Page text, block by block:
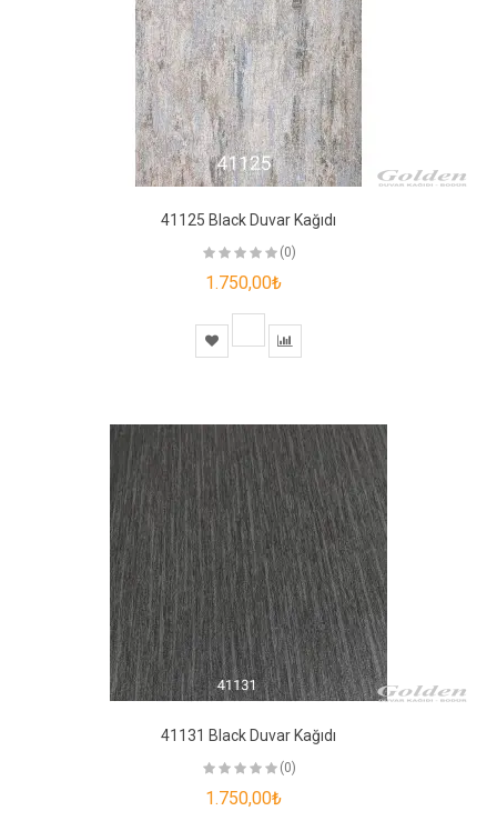
41125 Black Duvar Kağıdı
(0)
1.750,00₺
41131 Black Duvar Kağıdı
(0)
1.750,00₺